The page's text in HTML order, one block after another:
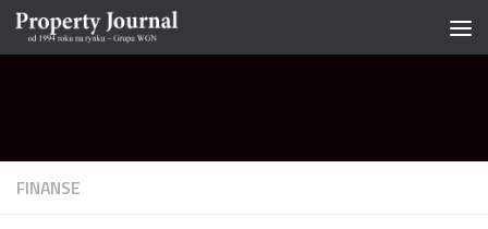
Skip to content
FINANSE